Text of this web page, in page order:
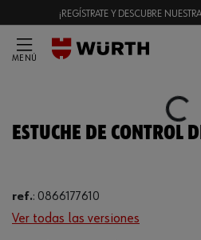
¡REGÍSTRATE Y DESCUBRE
MENÚ
Loading...
ESTUCHE DE CONTROL
ref.: 0866177610
Ver todas las versiones